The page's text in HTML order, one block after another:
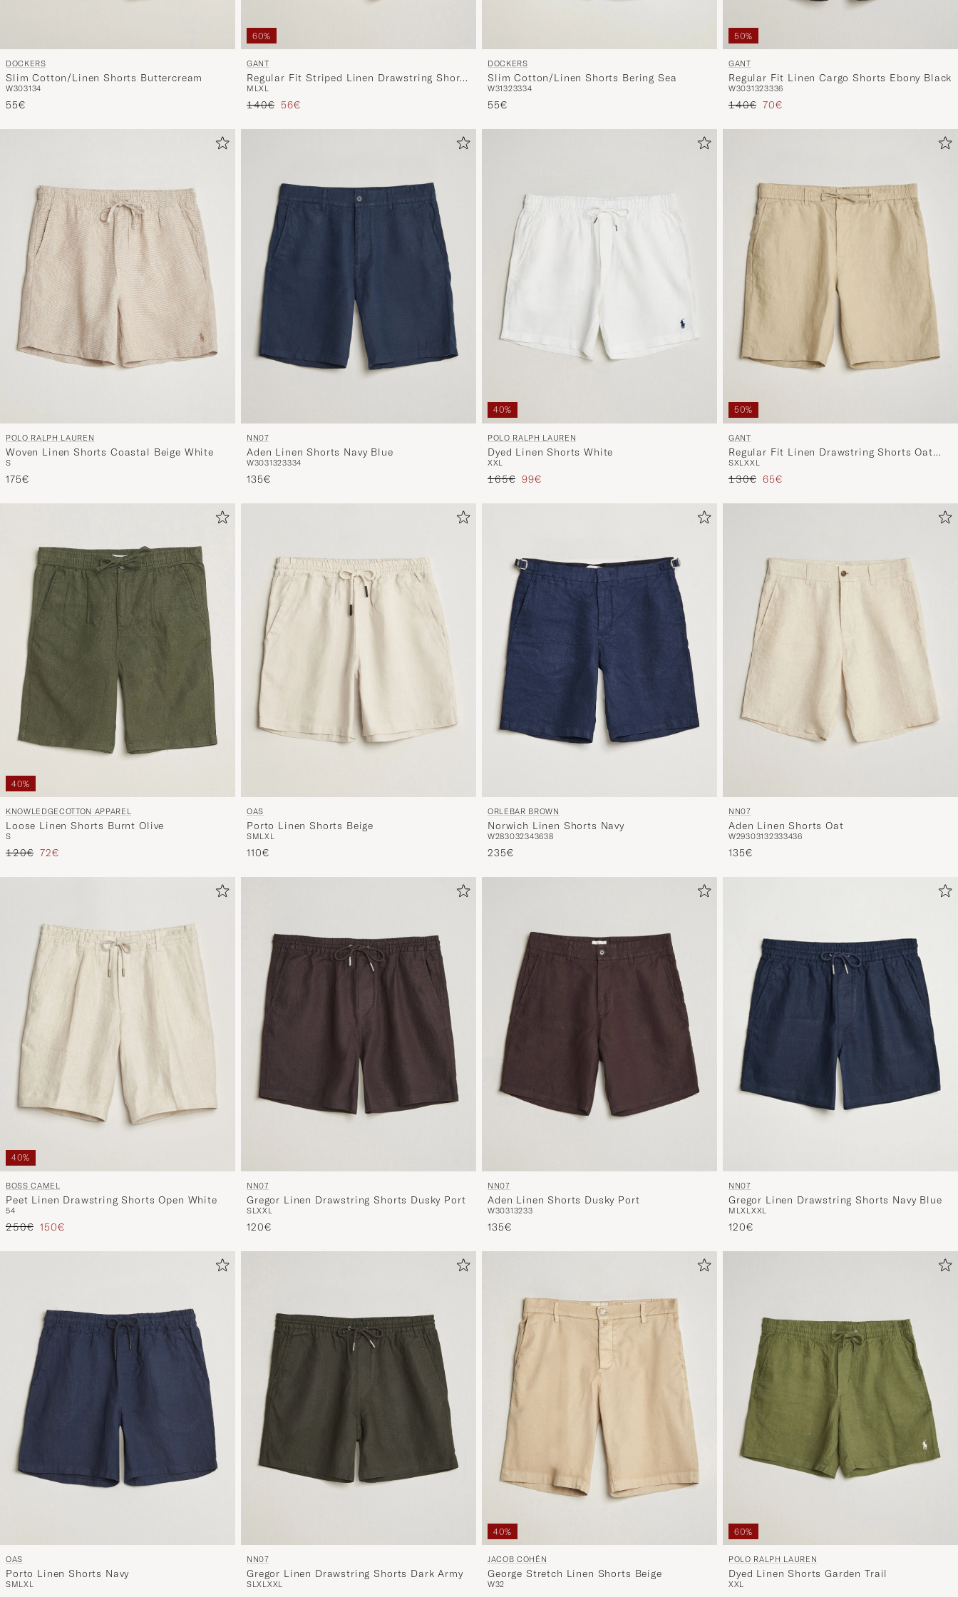
DOCKERS
Slim Cotton/Linen Shorts Buttercream
W303134
55€
60%
GANT
Regular Fit Striped Linen Drawstring Shorts
Faded Beige
M LXL
Prix ordinaire
140€ Prix réduit
56€
DOCKERS
Slim Cotton/Linen Shorts Bering Sea
W31323334
55€
50%
GANT
Regular Fit Linen Cargo Shorts Ebony Black
W3031323336
Prix ordinaire
140€ Prix réduit
70€
POLO RALPH LAUREN
Woven Linen Shorts Coastal Beige White
S
175€
NN07
Aden Linen Shorts Navy Blue
W3031323334
135€
40%
POLO RALPH LAUREN
Dyed Linen Shorts White
XXL
Prix ordinaire
165€ Prix réduit
99€
50%
GANT
Regular Fit Linen Drawstring Shorts Oat
Beige
SXLXXL
Prix ordinaire
130€ Prix réduit
65€
40%
KNOWLEDGECOTTON APPAREL
Loose Linen Shorts Burnt Olive
S
Prix ordinaire
120€ Prix réduit
72€
OAS
Porto Linen Shorts Beige
SMLXL
110€
ORLEBAR BROWN
Norwich Linen Shorts Navy
W283032343638
235€
NN07
Aden Linen Shorts Oat
W29303132333436
135€
40%
BOSS CAMEL
Peet Linen Drawstring Shorts Open White
54
Prix ordinaire
250€ Prix réduit
150€
NN07
Gregor Linen Drawstring Shorts Dusky Port
SLXXL
120€
NN07
Aden Linen Shorts Dusky Port
W30313233
135€
NN07
Gregor Linen Drawstring Shorts Navy Blue
M LXL XXL
120€
OAS
Porto Linen Shorts Navy
SMLXL
NN07
Gregor Linen Drawstring Shorts Dark Army
SLXLXXL
40%
JACOB COHËN
George Stretch Linen Shorts Beige
W32
60%
POLO RALPH LAUREN
Dyed Linen Shorts Garden Trail
XXL